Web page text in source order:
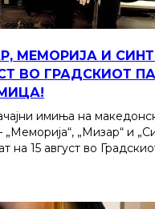
МЕМОРИЈА И
ВО ГРАДСКИОТ
имиња на
„Меморија“, „Мизар“ и
на 15 август во